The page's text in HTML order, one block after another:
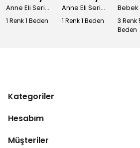
Anne Eli Serisi Hastane Çıkışı 10'lu Set Oyuncak Hediyeli Organik
1 Renk 1 Beden
Anne Eli Serisi Hastane Çıkışı 5li Set
1 Renk 1 Beden
3 Renk
Beden
Kategoriler
Hesabım
Müşteriler